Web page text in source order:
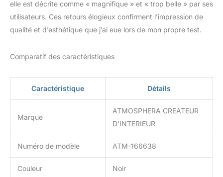
elle est décrite comme « magnifique » et « trop belle » par ses
utilisateurs. Ces retours élogieux confirment l’impression de
qualité et d’esthétique que j’ai eue lors de mon propre test.
Comparatif des caractéristiques
Caractéristique Détails
Marque
ATMOSPHERA CREATEUR
D’INTERIEUR
Numéro de modèle ATM-166638
Couleur Noir